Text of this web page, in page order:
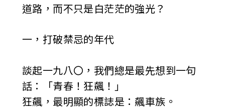
道路，而不只是白茫茫的強光？
一，打破禁忌的年代
談起一九八〇，我們總是最先想到一句
話：「青春！狂飆！」
狂飆，最明顯的標誌是：飆車族。